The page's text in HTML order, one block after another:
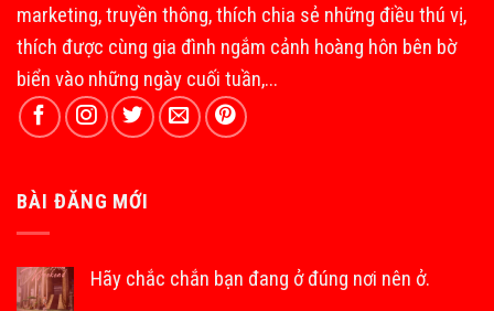
marketing, truyền thông, thích chia sẻ những điều thú vị,
thích được cùng gia đình ngắm cảnh hoàng hôn bên bờ
biển vào những ngày cuối tuần,...
BÀI ĐĂNG MỚI
Hãy chắc chắn bạn đang ở đúng nơi nên ở.